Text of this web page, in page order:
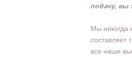
подачу, вы
Мы никогда
составляет
все наши